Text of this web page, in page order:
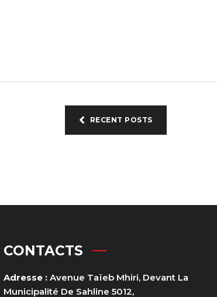
RECENT POSTS
CONTACTS
Adresse : Avenue Taïeb Mhiri, Devant La
Municipalité De Sahline 5012,